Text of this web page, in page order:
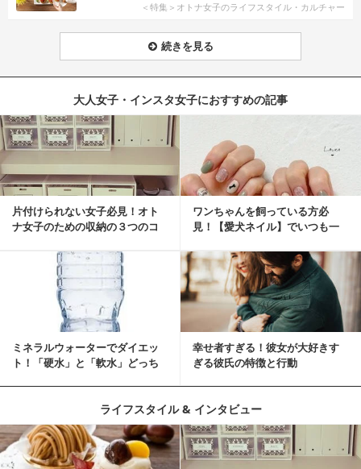
＜特集＞オトナ女子のライフスタイル・カルチャー
続きを見る
大人女子・インスタ女子におすすめの記事
片付けられない女子必見！オト
ナ女子のための収納の３つのコ
ワンちゃんを飼っている方必
見！【愛犬ネイル】でいつも一
ミネラルウォーターでダイエッ
ト！「硬水」と「軟水」どっち
幸せ者すぎる！彼女が大好きす
ぎる彼氏の特徴と行動
ライフスタイル & インタビュー